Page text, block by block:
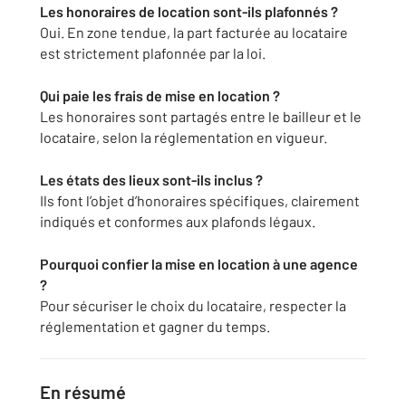
Les honoraires de location sont-ils plafonnés ?
Oui. En zone tendue, la part facturée au locataire
est strictement plafonnée par la loi.
Qui paie les frais de mise en location ?
Les honoraires sont partagés entre le bailleur et le
locataire, selon la réglementation en vigueur.
Les états des lieux sont-ils inclus ?
Ils font l’objet d’honoraires spécifiques, clairement
indiqués et conformes aux plafonds légaux.
Pourquoi confier la mise en location à une agence
?
Pour sécuriser le choix du locataire, respecter la
réglementation et gagner du temps.
En résumé